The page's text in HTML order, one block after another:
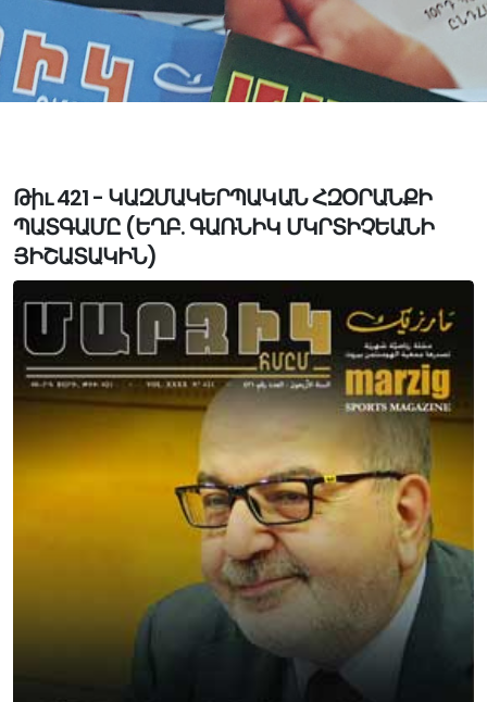
Թիւ 421 - ԿԱԶՄԱԿԵՐՊԱԿԱՆ ՀԶՕՐԱՆՔԻ
ՊԱՏԳԱՄԸ (ԵՂԲ. ԳԱՌՆԻԿ ՄԿՐՏԻՉԵԱՆԻ
ՅԻՇԱՏԱԿԻՆ)